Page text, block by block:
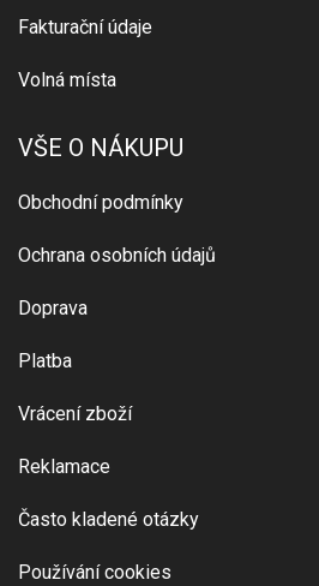
Fakturační údaje
Volná místa
VŠE O NÁKUPU
Obchodní podmínky
Ochrana osobních údajů
Doprava
Platba
Vrácení zboží
Reklamace
Často kladené otázky
Používání cookies